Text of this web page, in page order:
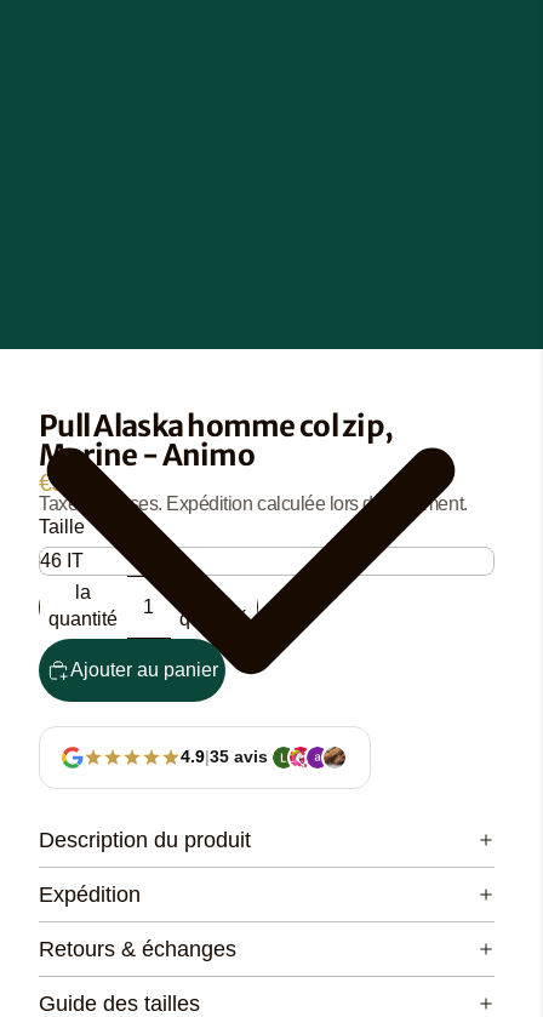
Pull Alaska homme col zip,
Marine - Animo
€99,90
Taxes incluses. Expédition calculée lors du paiement.
Taille
Diminuer
la
quantité
Augmenter
la
quantité
Ajouter au panier
4.9|35 avis
Description du produit
Expédition
Retours & échanges
Guide des tailles